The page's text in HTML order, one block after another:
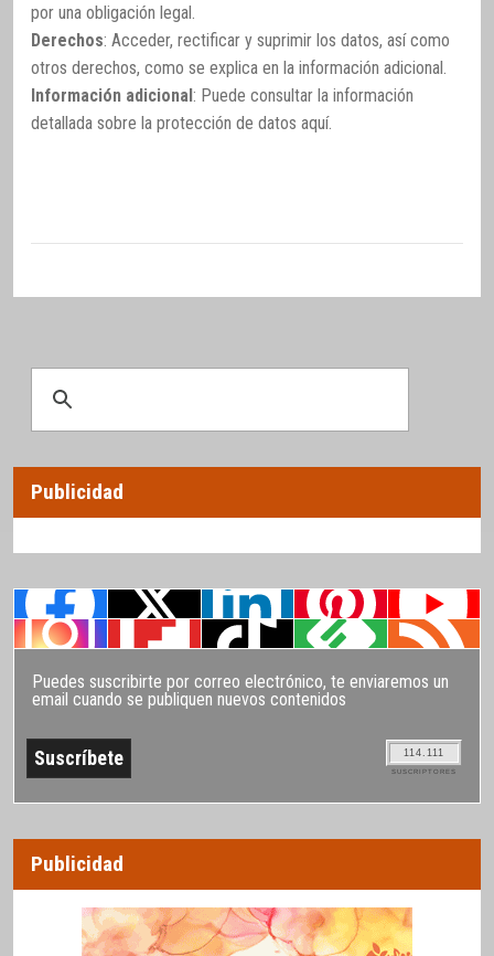
por una obligación legal.
Derechos: Acceder, rectificar y suprimir los datos, así como
otros derechos, como se explica en la información adicional.
Información adicional: Puede consultar la información
detallada sobre la protección de datos aquí.
Publicidad
Puedes suscribirte por correo electrónico, te enviaremos un
email cuando se publiquen nuevos contenidos
114.111
SUSCRIPTORES
Publicidad